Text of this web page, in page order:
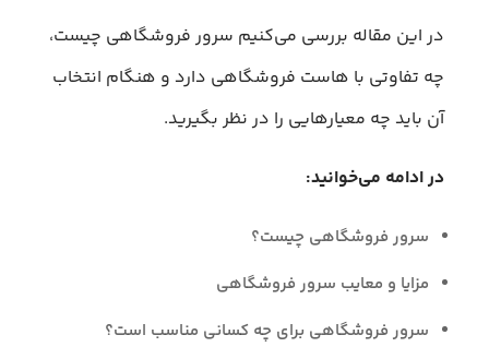
در این مقاله بررسی می‌کنیم سرور فروشگاهی چیست،
چه تفاوتی با هاست فروشگاهی دارد و هنگام انتخاب
آن باید چه معیارهایی را در نظر بگیرید.
در ادامه می‌خوانید:
سرور فروشگاهی چیست؟
مزایا و معایب سرور فروشگاهی
سرور فروشگاهی برای چه کسانی مناسب است؟